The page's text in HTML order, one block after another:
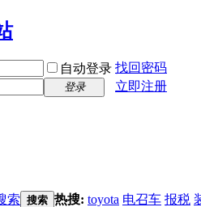
自动登录 找回密码
登录
立即注册
索 搜索 热搜: toyota 电召车 报税